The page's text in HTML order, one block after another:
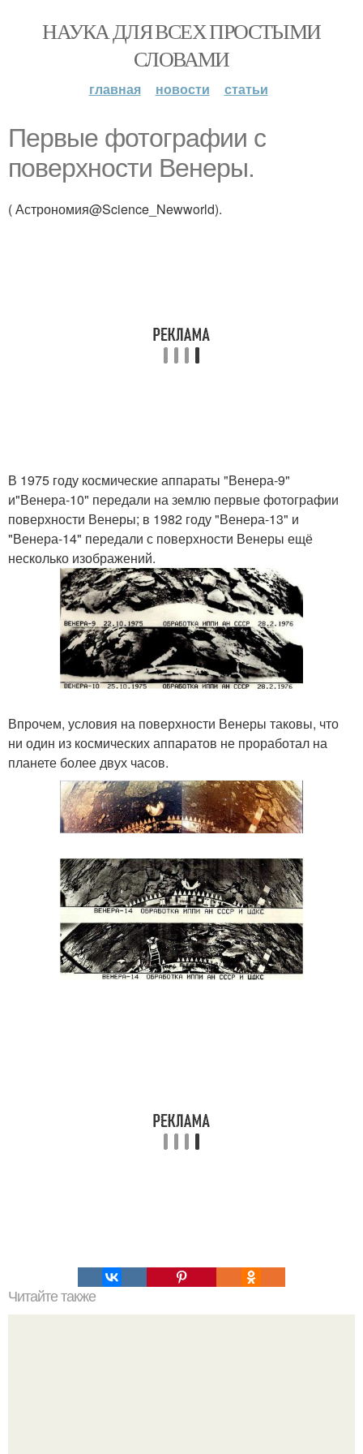
НАУКА ДЛЯ ВСЕХ ПРОСТЫМИ
СЛОВАМИ
главная новости статьи
Первые фотографии с
поверхности Венеры.
( Астрономия@Science_Newworld).
В 1975 году космические аппараты "Венера-9"
и"Венера-10" передали на землю первые фотографии
поверхности Венеры; в 1982 году "Венера-13" и
"Венера-14" передали с поверхности Венеры ещё
несколько изображений.
Впрочем, условия на поверхности Венеры таковы, что
ни один из космических аппаратов не проработал на
планете более двух часов.
Читайте также